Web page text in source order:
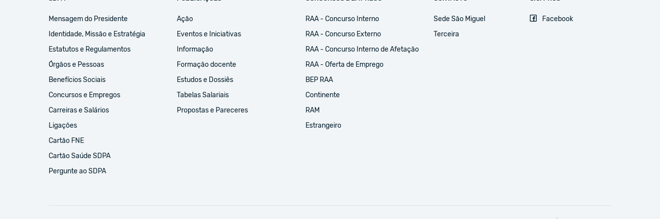
Mensagem do Presidente
Identidade, Missão e Estratégia
Estatutos e Regulamentos
Órgãos e Pessoas
Benefícios Sociais
Concursos e Empregos
Carreiras e Salários
Ligações
Cartão FNE
Cartão Saúde SDPA
Pergunte ao SDPA
Ação
Eventos e Iniciativas
Informação
Formação docente
Estudos e Dossiês
Tabelas Salariais
Propostas e Pareceres
RAA - Concurso Interno
RAA - Concurso Externo
RAA - Concurso Interno de Afetação
RAA - Oferta de Emprego
BEP RAA
Continente
RAM
Estrangeiro
Sede São Miguel
Terceira
Facebook